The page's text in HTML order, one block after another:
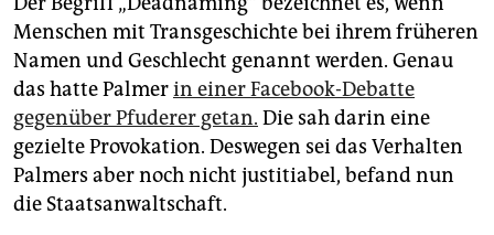
Menschen mit Transgeschichte bei ihrem früheren
Namen und Geschlecht genannt werden. Genau
das hatte Palmerin einer Facebook-Debatte
gegenüber Pfuderer getan. Die sah darin eine
gezielte Provokation. Deswegen sei das Verhalten
Palmers aber noch nicht justitiabel, befand nun
die Staatsanwaltschaft.